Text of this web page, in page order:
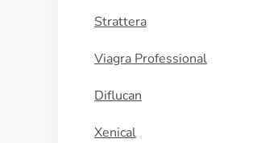
Strattera
Viagra Professional
Diflucan
Xenical